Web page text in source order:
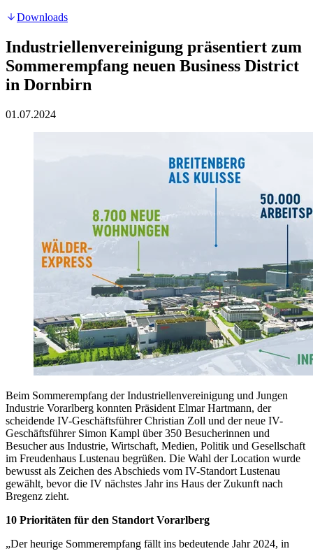
Downloads
Industriellenvereinigung präsentiert zum
Sommerempfang neuen Business District
in Dornbirn
01.07.2024
Beim Sommerempfang der Industriellenvereinigung und Jungen
Industrie Vorarlberg konnten Präsident Elmar Hartmann, der
scheidende IV-Geschäftsführer Christian Zoll und der neue IV-
Geschäftsführer Simon Kampl über 350 Besucherinnen und
Besucher aus Industrie, Wirtschaft, Medien, Politik und Gesellschaft
im Freudenhaus Lustenau begrüßen. Die Wahl der Location wurde
bewusst als Zeichen des Abschieds vom IV-Standort Lustenau
gewählt, bevor die IV nächstes Jahr ins Haus der Zukunft nach
Bregenz zieht.
10 Prioritäten für den Standort Vorarlberg
„Der heurige Sommerempfang fällt ins bedeutende Jahr 2024, in